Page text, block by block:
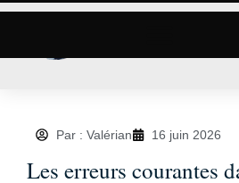
Par : Valérian 16 juin 2026
Les erreurs courantes